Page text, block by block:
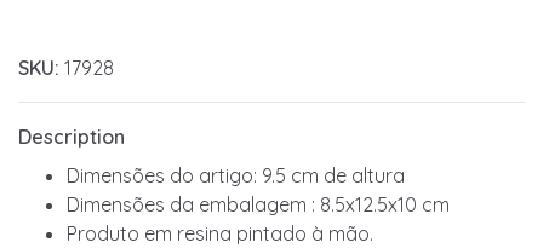
SKU: 17928
Description
Dimensões do artigo: 9.5 cm de altura
Dimensões da embalagem : 8.5x12.5x10 cm
Produto em resina pintado à mão.